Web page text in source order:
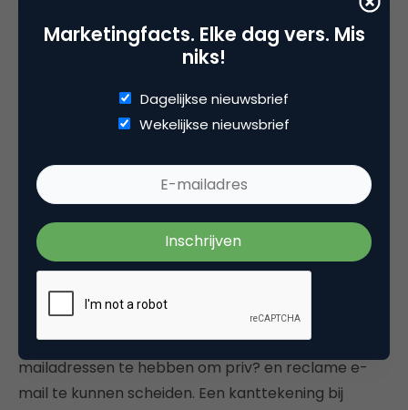
consumenten steeds ongrijpbaarder worden.
Daarom hebben ze 122.000 consumenten benadert
kanalen, waaronder e-mail.
dagelijks en 98% zijn e-mail binnen 7 dagen
controleert. Een week na verzending van een
campagne is dus een goed meetmoment voor de
resultaten. Het merendeel (63%) van de
ondervraagden treft 1-10 reclame mailings aan.
Opvallend onderdeel van het onderzoek is dat 13%
van de ondervraagden aangaf meerdere e-
mailadressen te hebben om priv? en reclame e-
mail te kunnen scheiden. Een kanttekening bij
Marketingfacts. Elke dag vers. Mis
niks!
Dagelijkse nieuwsbrief
Wekelijkse nieuwsbrief